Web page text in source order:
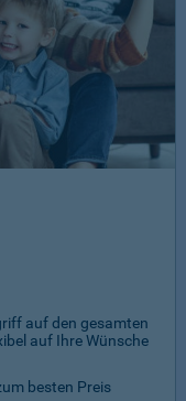
auf den gesamten
auf Ihre Wünsche
besten Preis